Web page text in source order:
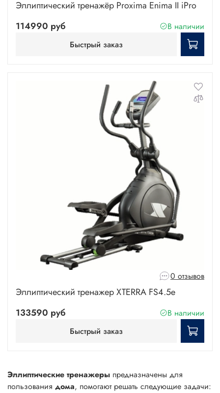
Эллиптический тренажёр Proxima Enima II iPro
114990 руб
В наличии
Быстрый заказ
0 отзывов
Эллиптический тренажер XTERRA FS4.5е
133590 руб
В наличии
Быстрый заказ
Эллиптические тренажеры предназначены для
пользования дома, помогают решать следующие задачи: